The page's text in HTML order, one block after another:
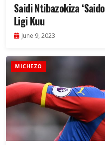
Saidi Ntibazokiza
Ligi Kuu
June 9, 2023
MICHEZO